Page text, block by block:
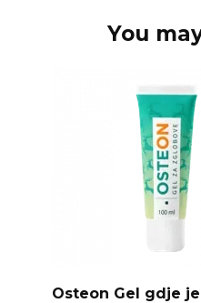
You
Osteon Gel gdje